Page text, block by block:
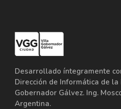
Desarrollado íntegramente
Dirección de Informática de
Gobernador Gálvez. Ing.
Argentina.